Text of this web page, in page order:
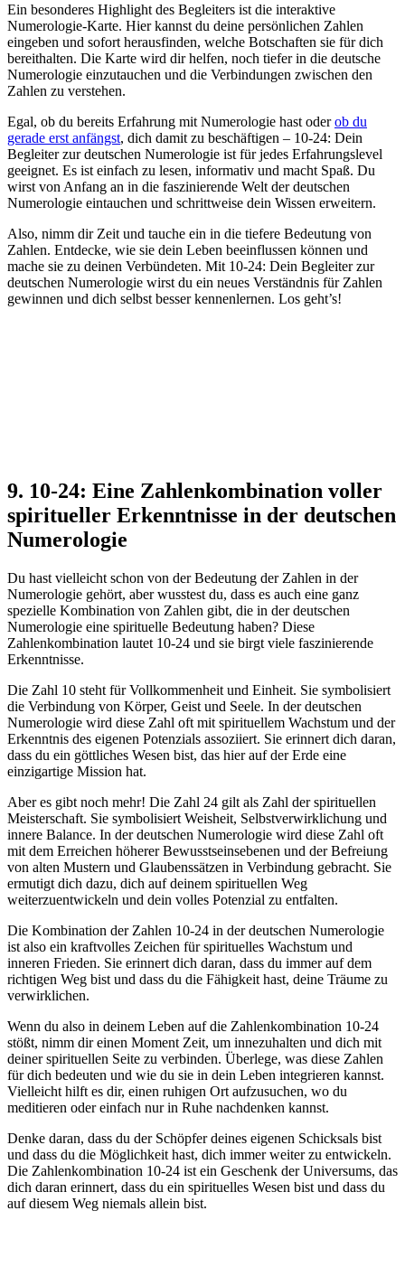
Ein besonderes Highlight des Begleiters ist die interaktive
Numerologie-Karte. Hier kannst du deine persönlichen Zahlen
eingeben und sofort herausfinden, welche Botschaften sie für dich
bereithalten. Die Karte wird dir helfen, noch tiefer in die deutsche
Numerologie einzutauchen und die Verbindungen zwischen den
Zahlen zu verstehen.
Egal, ob du bereits Erfahrung mit Numerologie hast oderob du
gerade erst anfängst, dich damit zu beschäftigen – 10-24: Dein
Begleiter zur deutschen Numerologie ist für jedes Erfahrungslevel
geeignet. Es ist einfach zu lesen, informativ und macht Spaß. Du
wirst von Anfang an in die faszinierende Welt der deutschen
Numerologie eintauchen und schrittweise dein Wissen erweitern.
Also, nimm dir Zeit und tauche ein in die tiefere Bedeutung von
Zahlen. Entdecke, wie sie dein Leben beeinflussen können und
mache sie zu deinen Verbündeten. Mit 10-24: Dein Begleiter zur
deutschen Numerologie wirst du ein neues Verständnis für Zahlen
gewinnen und dich selbst besser kennenlernen. Los geht’s!
9. 10-24: Eine Zahlenkombination voller
spiritueller Erkenntnisse in der deutschen
Numerologie
Du hast vielleicht schon von der Bedeutung der Zahlen in der
Numerologie gehört, aber wusstest du, dass es auch eine ganz
spezielle Kombination von Zahlen gibt, die in der deutschen
Numerologie eine spirituelle Bedeutung haben? Diese
Zahlenkombination lautet 10-24 und sie birgt viele faszinierende
Erkenntnisse.
Die Zahl 10 steht für Vollkommenheit und Einheit. Sie symbolisiert
die Verbindung von Körper, Geist und Seele. In der deutschen
Numerologie wird diese Zahl oft mit spirituellem Wachstum und der
Erkenntnis des eigenen Potenzials assoziiert. Sie erinnert dich daran,
dass du ein göttliches Wesen bist, das hier auf der Erde eine
einzigartige Mission hat.
Aber es gibt noch mehr! Die Zahl 24 gilt als Zahl der spirituellen
Meisterschaft. Sie symbolisiert Weisheit, Selbstverwirklichung und
innere Balance. In der deutschen Numerologie wird diese Zahl oft
mit dem Erreichen höherer Bewusstseinsebenen und der Befreiung
von alten Mustern und Glaubenssätzen in Verbindung gebracht. Sie
ermutigt dich dazu, dich auf deinem spirituellen Weg
weiterzuentwickeln und dein volles Potenzial zu entfalten.
Die Kombination der Zahlen 10-24 in der deutschen Numerologie
ist also ein kraftvolles Zeichen für spirituelles Wachstum und
inneren Frieden. Sie erinnert dich daran, dass du immer auf dem
richtigen Weg bist und dass du die Fähigkeit hast, deine Träume zu
verwirklichen.
Wenn du also in deinem Leben auf die Zahlenkombination 10-24
stößt, nimm dir einen Moment Zeit, um innezuhalten und dich mit
deiner spirituellen Seite zu verbinden. Überlege, was diese Zahlen
für dich bedeuten und wie du sie in dein Leben integrieren kannst.
Vielleicht hilft es dir, einen ruhigen Ort aufzusuchen, wo du
meditieren oder einfach nur in Ruhe nachdenken kannst.
Denke daran, dass du der Schöpfer deines eigenen Schicksals bist
und dass du die Möglichkeit hast, dich immer weiter zu entwickeln.
Die Zahlenkombination 10-24 ist ein Geschenk der Universums, das
dich daran erinnert, dass du ein spirituelles Wesen bist und dass du
auf diesem Weg niemals allein bist.